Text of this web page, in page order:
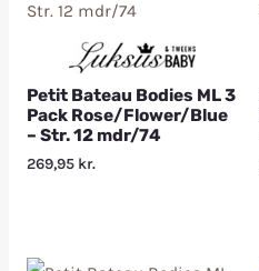
Petit Bateau Bodies ML 3
Pack Rose/Flower/Blue
– Str. 12 mdr/74
269,95 kr.